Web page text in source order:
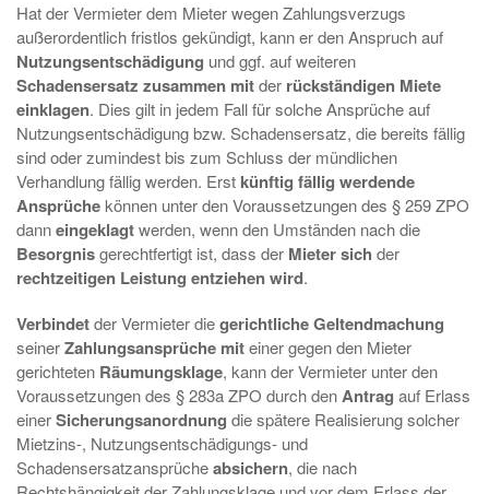
Hat der Vermieter dem Mieter wegen Zahlungsverzugs
außerordentlich fristlos gekündigt, kann er den Anspruch auf
Nutzungsentschädigung und ggf. auf weiteren
Schadensersatz zusammen mitder rückständigen Miete
einklagen. Dies gilt in jedem Fall für solche Ansprüche auf
Nutzungsentschädigung bzw. Schadensersatz, die bereits fällig
sind oder zumindest bis zum Schluss der mündlichen
Verhandlung fällig werden. Erst künftig fällig werdende
Ansprüche können unter den Voraussetzungen des § 259 ZPO
danneingeklagtwerden, wenn den Umständen nach die
Besorgnisgerechtfertigt ist, dass der Mieter sich der
rechtzeitigen Leistung entziehen wird.
Verbindetder Vermieter diegerichtliche Geltendmachung
seinerZahlungsansprüche miteiner gegen den Mieter
gerichteten Räumungsklage, kann der Vermieter unter den
Voraussetzungen des § 283a ZPO durch denAntrag auf Erlass
einerSicherungsanordnung die spätere Realisierung solcher
Mietzins-, Nutzungsentschädigungs- und
Schadensersatzansprücheabsichern, die nach